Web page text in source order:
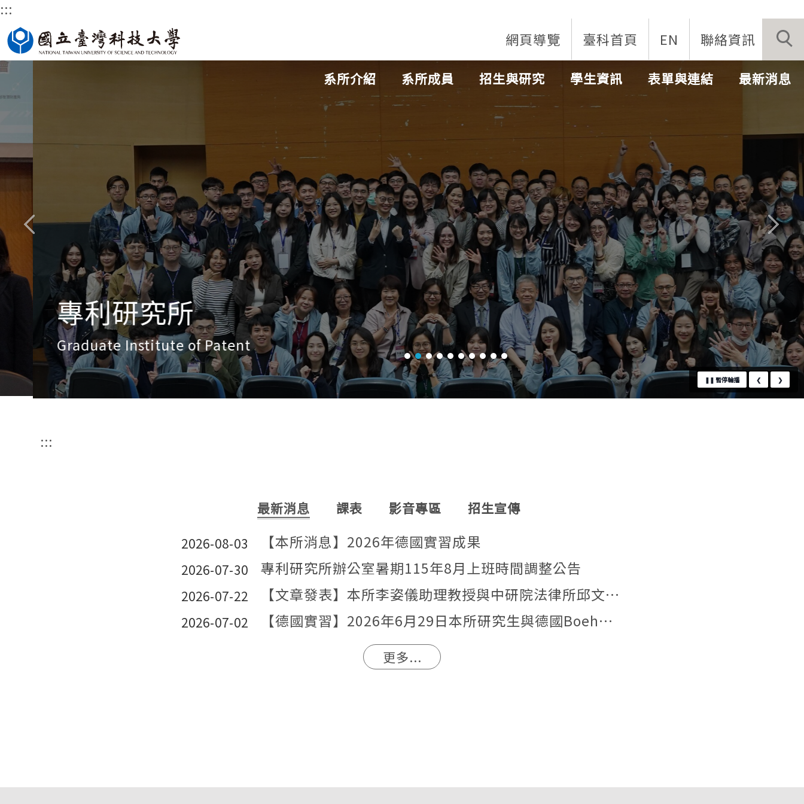
跳
到
主
要
容
:::
國立臺灣科技大學首頁 網頁導覽 臺科首頁 EN 聯絡資訊
系所介紹 系所成員 招生與研究 學生資訊 表單與連結 最新消息
❚❚ 暫停輪播 ❮ ❯
專利研究所
Graduate Institute of Patent
:::
最新消息 課表 影音專區
招生宣傳
2026-08-03
【本所消息】2026年德國實習成果
2026-07-30 專利研究所辦公室暑期115年8月上班時間調整公告
2026-07-22 【文章發表】本所李姿儀助理教授與中研院法律所邱文聰研究員發表文章：「『合理使用』夠用嗎？AI模型訓練著作利用合法性之階段化分析與我國法制因應」
2026-07-02 【德國實習】2026年6月29日本所研究生與德國Boehmert & Boehmert專利事務所一同參訪歐洲專利局。
更多...